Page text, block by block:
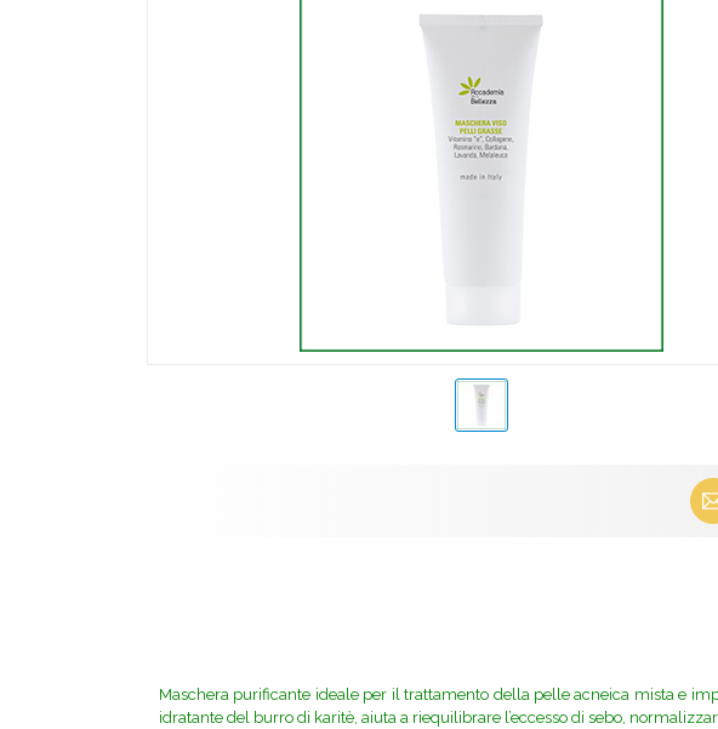
Maschera purificante ideale per il trattamento della pelle acneica mista e
idratante del burro di karitè, aiuta a riequilibrare l’eccesso di sebo,